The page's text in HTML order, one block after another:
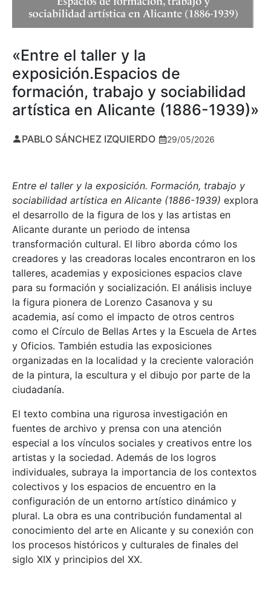
«Entre el taller y la
exposición.Espacios de
formación, trabajo y sociabilidad
artística en Alicante (1886-1939)»
PABLO SÁNCHEZ IZQUIERDO 29/05/2026
Entre el taller y la exposición. Formación, trabajo y
sociabilidad artística en Alicante (1886-1939) explora
el desarrollo de la figura de los y las artistas en
Alicante durante un periodo de intensa
transformación cultural. El libro aborda cómo los
creadores y las creadoras locales encontraron en los
talleres, academias y exposiciones espacios clave
para su formación y socialización. El análisis incluye
la figura pionera de Lorenzo Casanova y su
academia, así como el impacto de otros centros
como el Círculo de Bellas Artes y la Escuela de Artes
y Oficios. También estudia las exposiciones
organizadas en la localidad y la creciente valoración
de la pintura, la escultura y el dibujo por parte de la
ciudadanía.
El texto combina una rigurosa investigación en
fuentes de archivo y prensa con una atención
especial a los vínculos sociales y creativos entre los
artistas y la sociedad. Además de los logros
individuales, subraya la importancia de los contextos
colectivos y los espacios de encuentro en la
configuración de un entorno artístico dinámico y
plural. La obra es una contribución fundamental al
conocimiento del arte en Alicante y su conexión con
los procesos históricos y culturales de finales del
siglo XIX y principios del XX.